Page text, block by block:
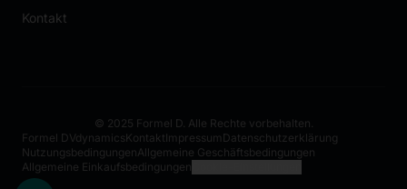
Kontakt
© 2025 Formel D. Alle Rechte vorbehalten.
Formel DVdynamicsKontaktImpressum Datenschutzerklärung
NutzungsbedingungenAllgemeine Geschäftsbedingungen
Allgemeine Einkaufsbedingungen